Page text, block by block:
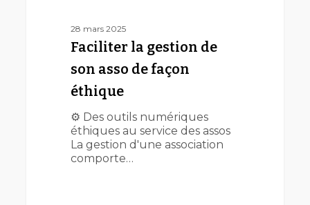
28 mars 2025
Faciliter la gestion de
son asso de façon
éthique
⚙️ Des outils numériques
éthiques au service des assos
La gestion d'une association
comporte…